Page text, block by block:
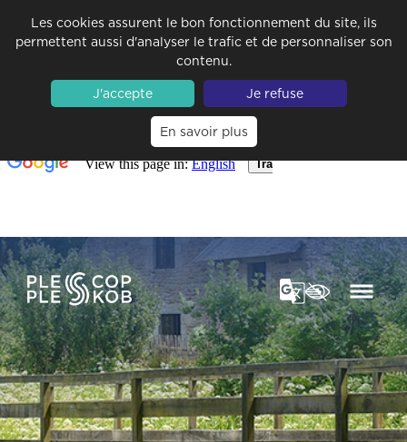
Les cookies assurent le bon fonctionnement du site, ils
permettent aussi d'analyser le trafic et de personnaliser son
contenu.
J'accepte
Je refuse
En savoir plus